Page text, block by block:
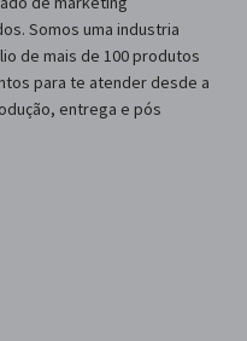
Somos uma industria
de mais de 100 produtos
para te atender desde a
entrega e pós